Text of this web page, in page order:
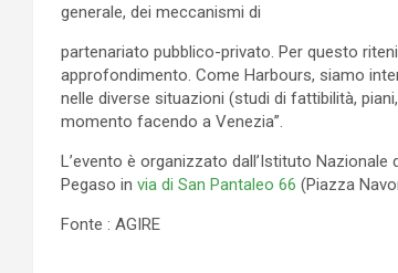
generale, dei meccanismi di
partenariato pubblico-privato. Per questo
approfondimento. Come Harbours, siamo
nelle diverse situazioni (studi di fattibilità,
momento facendo a Venezia”.
L’evento è organizzato dall’Istituto
Pegaso in via di San Pantaleo 66 (Piazza
Fonte : AGIRE